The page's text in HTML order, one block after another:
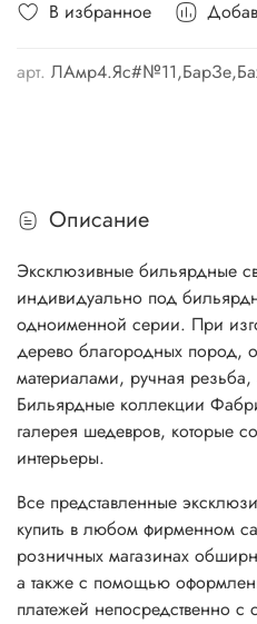
В избранное
арт.
Описание
Эксклюзивные бильярдные
индивидуально под
одноименной серии. При
дерево благородных пород,
материалами, ручная резьба,
Бильярдные коллекции
галерея шедевров, которые
интерьеры.
Все представленные
купить в любом фирменном
розничных магазинах
а также с помощью
платежей непосредственно с